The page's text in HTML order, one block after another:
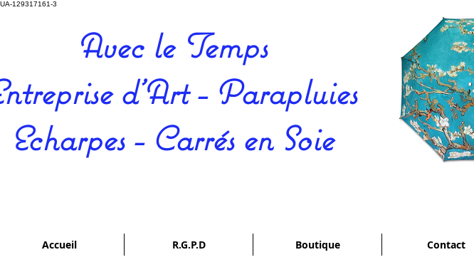
UA-129317161-3
Avec le Temps
d'Art - Parapluies
Echarpes - Carrés en Soie
Accueil R.G.P.D Boutique Contact